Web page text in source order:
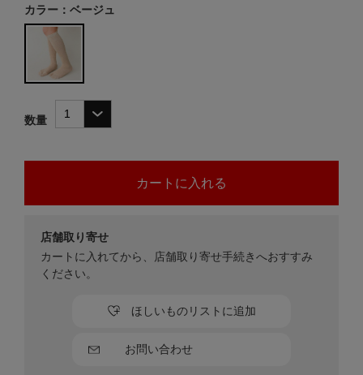
カラー：ベージュ
数量
お問い合わせ
ほしいものリストに追加
店舗取り寄せ
カートに入れてから、店舗取り寄せ手続きへおすすみ
ください。